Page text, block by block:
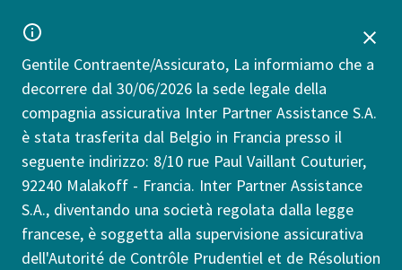
Gentile Contraente/Assicurato, La informiamo che a
decorrere dal 30/06/2026 la sede legale della
compagnia assicurativa Inter Partner Assistance S.A.
è stata trasferita dal Belgio in Francia presso il
seguente indirizzo: 8/10 rue Paul Vaillant Couturier,
92240 Malakoff - Francia. Inter Partner Assistance
S.A., diventando una società regolata dalla legge
francese, è soggetta alla supervisione assicurativa
dell'Autorité de Contrôle Prudentiel et de Résolution